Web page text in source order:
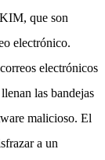
que son
electrónico.
electrónicos
las bandejas
malicioso. El
a un